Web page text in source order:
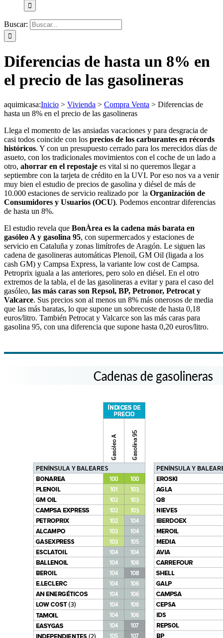
Buscar:
Diferencias de hasta un 8% en
el precio de las gasolineras
aquimicasa:Inicio > Vivienda > Compra Venta > Diferencias de
hasta un 8% en el precio de las gasolineras
Llega el momento de las ansiadas vacaciones y para desgracia de
casi todos coincide con los precios de los carburantes en récords
históricos. Y con un presupuesto cerrado para los merecidos días de
asueto, con los tradicionales movimientos con el coche de un lado a
otro, ahorrar en el repostaje es vital si no queremos llegar a
septiembre con la tarjeta de crédito en la UVI. Por eso nos va a venir
muy bien el estudio de precios de gasolina y diésel de más de
10.000 estaciones de servicio realizado por la Organización de
Consumidores y Usuarios (OCU). Podemos encontrar diferencias
de hasta un 8%.
El estudio revela que BonÀrea es la cadena más barata en
gasóleo A y gasolina 95, con supermercados y estaciones de
servicio en Cataluña y zonas limítrofes de Aragón. Le siguen las
cadena de gasolineras automáticas Plenoil, GM Oil (ligada a los
cash GM) y Campsa Express, la variante low cost de Campsa.
Petroprix iguala a las anteriores, pero solo en diésel. En el otro
extremos de la tabla, el de las gasolineras a evitar y para el caso del
gasóleo, las más caras son Repsol, BP, Petronor, Petrocat y
Valcarce. Sus precios son al menos un 8% más onerosos de media
que las más baratas, lo que supone un sobrecoste de hasta 0,18
euros/litro. También Petrocat y Valcarce son las más caras para
gasolina 95, con una diferencia que supone hasta 0,20 euros/litro.